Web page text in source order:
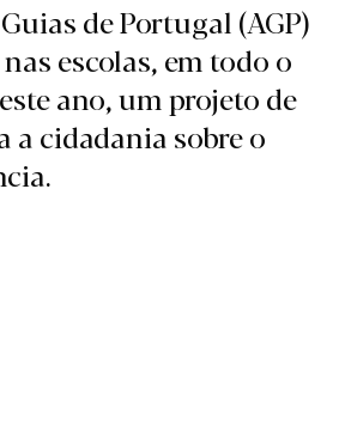
de Portugal (AGP)
escolas, em todo o
ano, um projeto de
a cidadania sobre o